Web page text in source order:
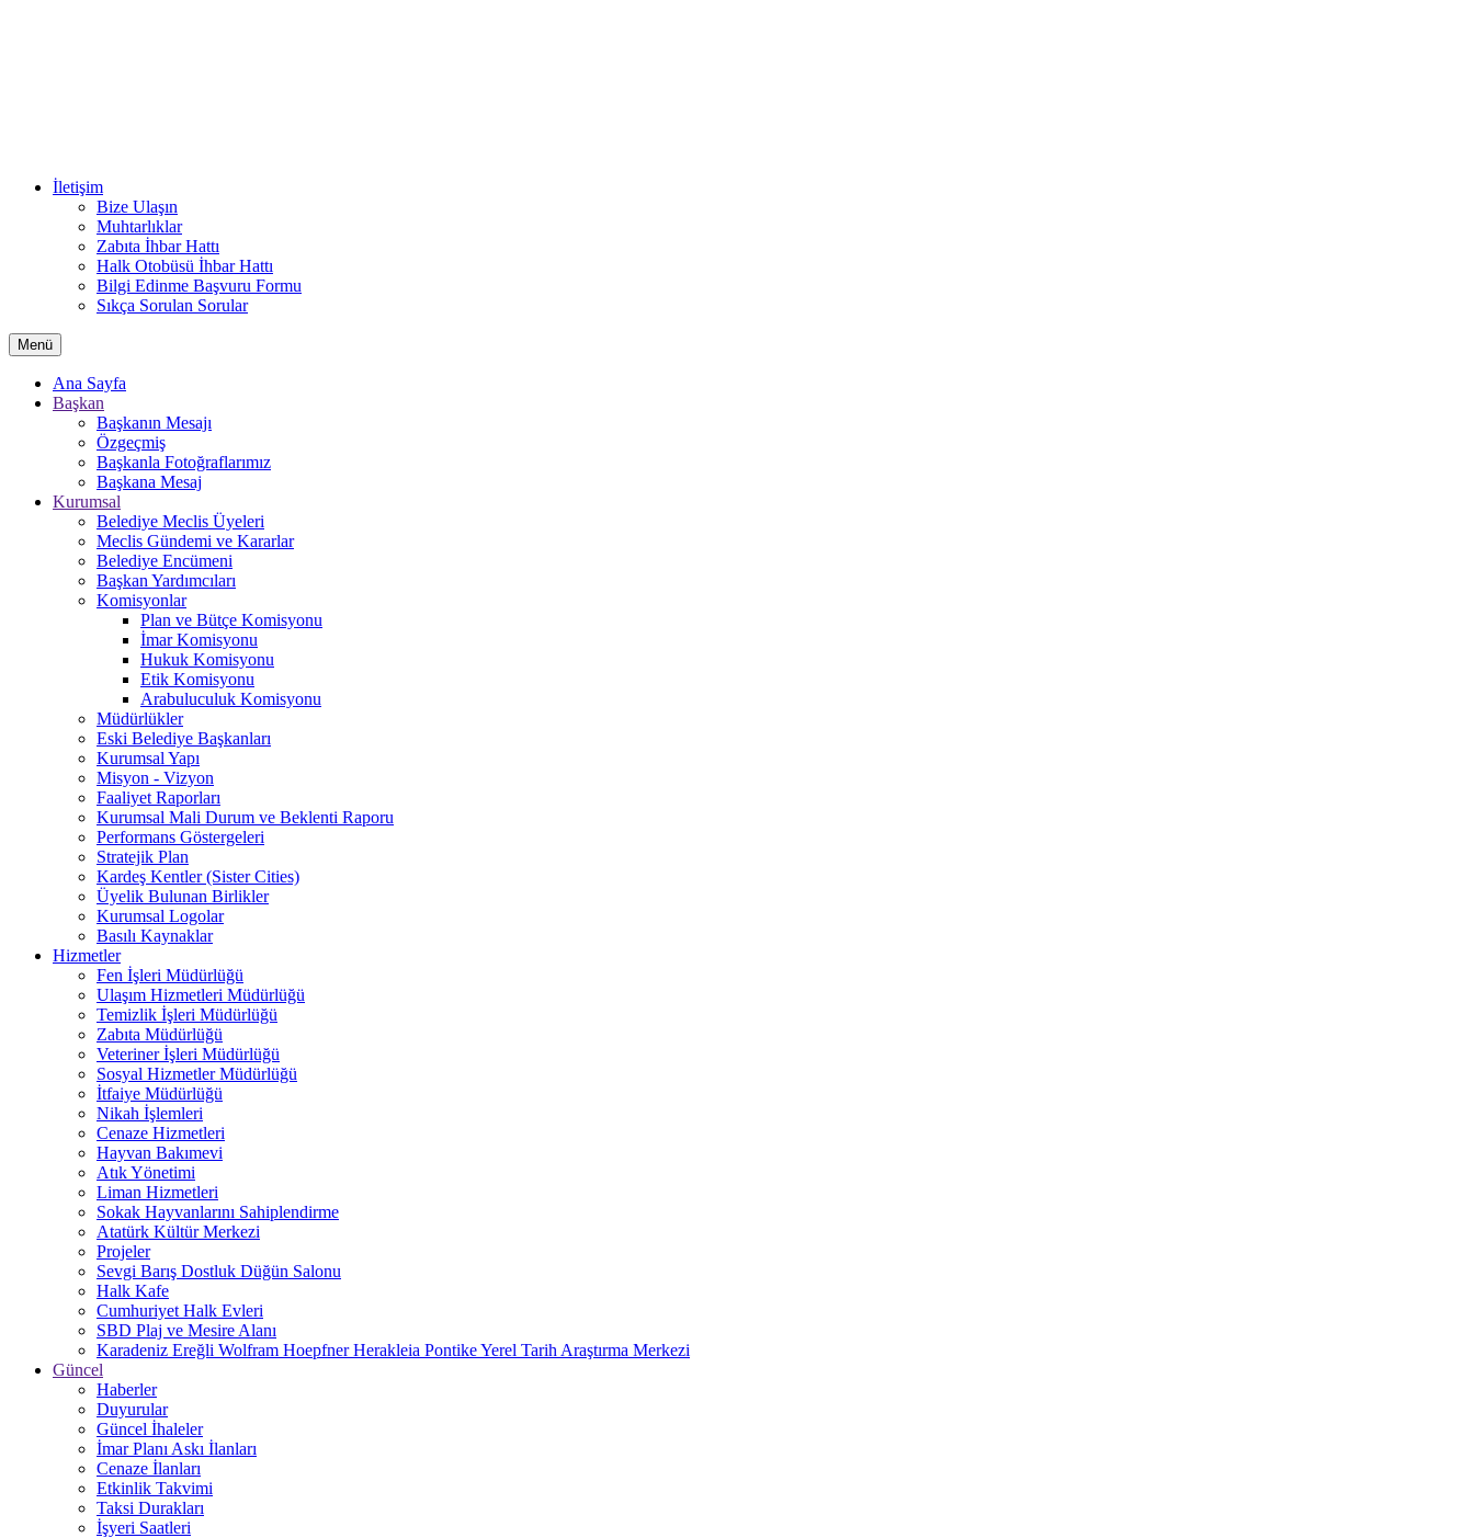
İletişim
Bize Ulaşın
Muhtarlıklar
Zabıta İhbar Hattı
Halk Otobüsü İhbar Hattı
Bilgi Edinme Başvuru Formu
Sıkça Sorulan Sorular
Menü
Ana Sayfa
Başkan
Başkanın Mesajı
Özgeçmiş
Başkanla Fotoğraflarımız
Başkana Mesaj
Kurumsal
Belediye Meclis Üyeleri
Meclis Gündemi ve Kararlar
Belediye Encümeni
Başkan Yardımcıları
Komisyonlar
Plan ve Bütçe Komisyonu
İmar Komisyonu
Hukuk Komisyonu
Etik Komisyonu
Arabuluculuk Komisyonu
Müdürlükler
Eski Belediye Başkanları
Kurumsal Yapı
Misyon - Vizyon
Faaliyet Raporları
Kurumsal Mali Durum ve Beklenti Raporu
Performans Göstergeleri
Stratejik Plan
Kardeş Kentler (Sister Cities)
Üyelik Bulunan Birlikler
Kurumsal Logolar
Basılı Kaynaklar
Hizmetler
Fen İşleri Müdürlüğü
Ulaşım Hizmetleri Müdürlüğü
Temizlik İşleri Müdürlüğü
Zabıta Müdürlüğü
Veteriner İşleri Müdürlüğü
Sosyal Hizmetler Müdürlüğü
İtfaiye Müdürlüğü
Nikah İşlemleri
Cenaze Hizmetleri
Hayvan Bakımevi
Atık Yönetimi
Liman Hizmetleri
Sokak Hayvanlarını Sahiplendirme
Atatürk Kültür Merkezi
Projeler
Sevgi Barış Dostluk Düğün Salonu
Halk Kafe
Cumhuriyet Halk Evleri
SBD Plaj ve Mesire Alanı
Karadeniz Ereğli Wolfram Hoepfner Herakleia Pontike Yerel Tarih Araştırma Merkezi
Güncel
Haberler
Duyurular
Güncel İhaleler
İmar Planı Askı İlanları
Cenaze İlanları
Etkinlik Takvimi
Taksi Durakları
İşyeri Saatleri